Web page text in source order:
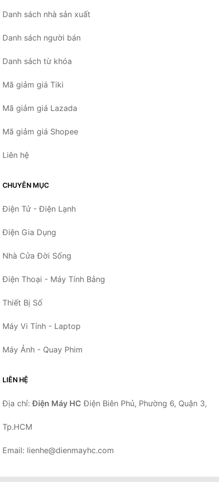
Danh sách nhà sản xuất
Danh sách người bán
Danh sách từ khóa
Mã giảm giá Tiki
Mã giảm giá Lazada
Mã giảm giá Shopee
Liên hệ
CHUYÊN MỤC
Điện Tử - Điện Lạnh
Điện Gia Dụng
Nhà Cửa Đời Sống
Điện Thoại - Máy Tính Bảng
Thiết Bị Số
Máy Vi Tính - Laptop
Máy Ảnh - Quay Phim
LIÊN HỆ
Địa chỉ:Điện Máy HC Điện Biên Phủ, Phường 6, Quận 3,
Tp.HCM
Email: lienhe@dienmayhc.com